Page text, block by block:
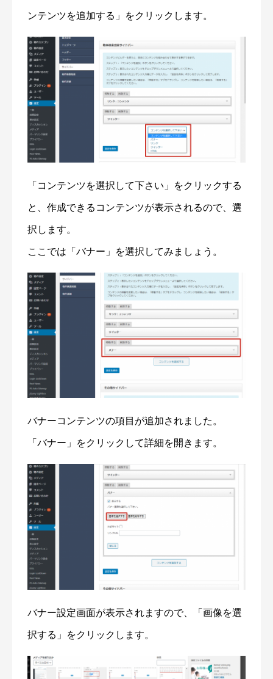
ンテンツを追加する」をクリックします。
「コンテンツを選択して下さい」をクリックする
と、作成できるコンテンツが表示されるので、選
択します。
ここでは「バナー」を選択してみましょう。
バナーコンテンツの項目が追加されました。
「バナー」をクリックして詳細を開きます。
バナー設定画面が表示されますので、「画像を選
択する」をクリックします。